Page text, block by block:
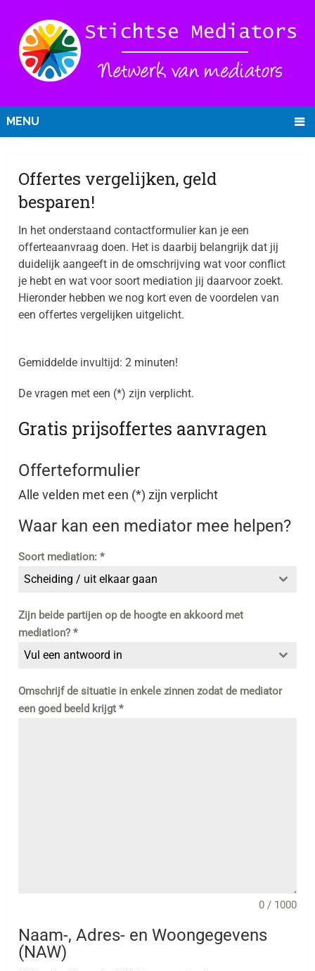
MENU
Offertes vergelijken, geld
besparen!
In het onderstaand contactformulier kan je een
offerteaanvraag doen. Het is daarbij belangrijk dat jij
duidelijk aangeeft in de omschrijving wat voor conflict
je hebt en wat voor soort mediation jij daarvoor zoekt.
Hieronder hebben we nog kort even de voordelen van
een offertes vergelijken uitgelicht.
Gemiddelde invultijd: 2 minuten!
De vragen met een (*) zijn verplicht.
Gratis prijsoffertes aanvragen
Offerteformulier
Alle velden met een (*) zijn verplicht
Waar kan een mediator mee helpen?
Soort mediation:*
Scheiding / uit elkaar gaan
Zijn beide partijen op de hoogte en akkoord met
mediation?*
Vul een antwoord in
Omschrijf de situatie in enkele zinnen zodat de mediator
een goed beeld krijgt*
0 / 1000
Naam-, Adres- en Woongegevens
(NAW)